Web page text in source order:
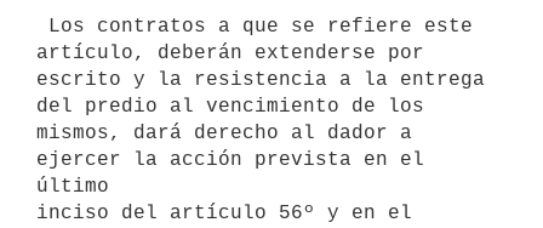
artículo, deberán extenderse por
escrito y la resistencia a la entrega
del predio al vencimiento de los
mismos, dará derecho al dador a
ejercer la acción prevista en el
último
inciso del artículo 56º y en el